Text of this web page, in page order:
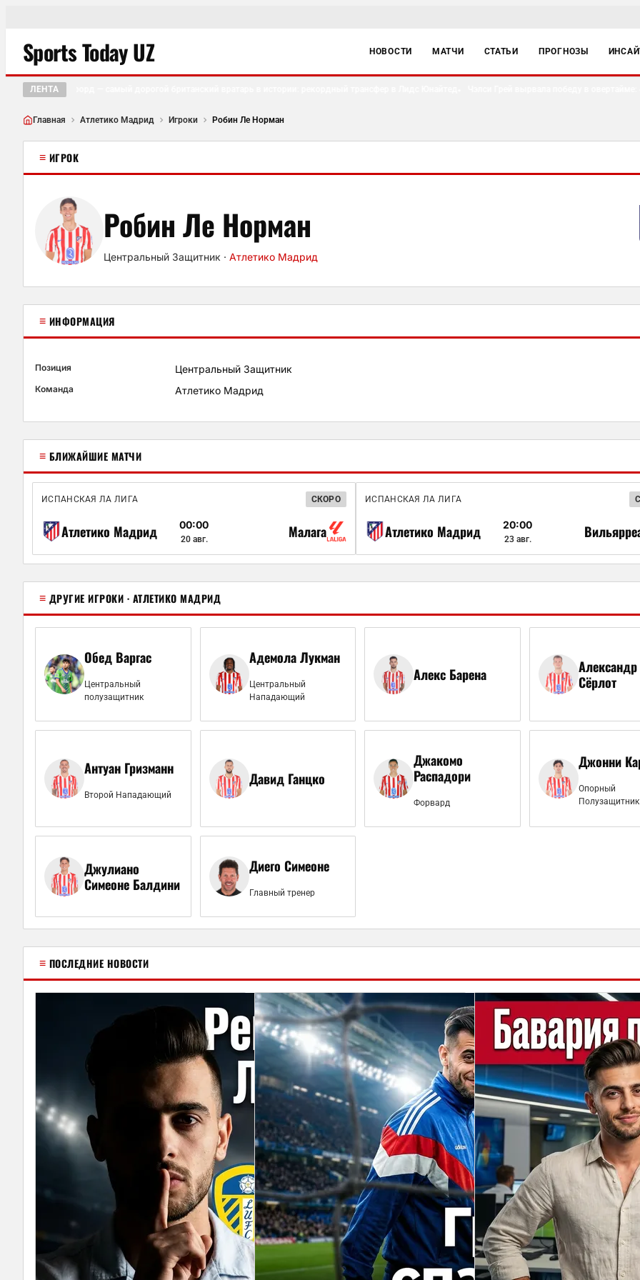
Sports Today UZ НОВОСТИ МАТЧИ СТАТЬИ ПРОГНОЗЫ
ЛЕНТА
Джеймс Траффорд — самый дорогой британский вратарь в истории: рекордный трансфер в Лидс Юнайтед
Главная Атлетико Мадрид Игроки Робин Ле Норман
≡ ИГРОК
Робин Ле Норман
Центральный Защитник · Атлетико Мадрид
≡ ИНФОРМАЦИЯ
Позиция Центральный Защитник
Команда Атлетико Мадрид
≡ БЛИЖАЙШИЕ МАТЧИ
ИСПАНСКАЯ ЛА ЛИГА СКОРО
Атлетико Мадрид 00:00
20 авг. Малага
ИСПАНСКАЯ ЛА ЛИГА
Атлетико Мадрид 20:00
23 авг.
≡ ДРУГИЕ ИГРОКИ · АТЛЕТИКО МАДРИД
Обед Варгас
Центральный
полузащитник
Адемола Лукман
Центральный
Нападающий
Алекс Барена
Александр
Сёрлот
Антуан Гризманн
Второй Нападающий
Давид Ганцко
Джакомо
Распадори
Форвард
Джонни
Опорный
Полузащитник
Джулиано
Симеоне Балдини
Диего Симеоне
Главный тренер
≡ ПОСЛЕДНИЕ НОВОСТИ